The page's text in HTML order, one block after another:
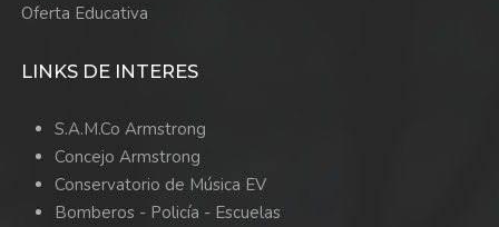
Oferta Educativa
LINKS DE INTERES
S.A.M.Co Armstrong
Concejo Armstrong
Conservatorio de Música EV
Bomberos - Policía - Escuelas